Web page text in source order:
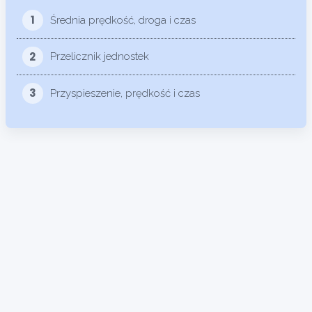
1 Średnia prędkość, droga i czas
2 Przelicznik jednostek
3 Przyspieszenie, prędkość i czas